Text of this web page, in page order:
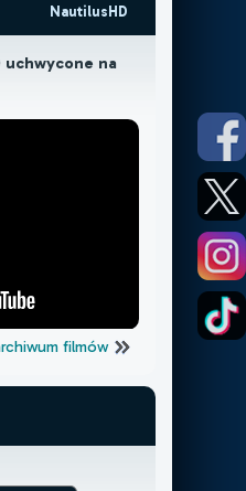
NautilusHD
uchwycone na
filmów